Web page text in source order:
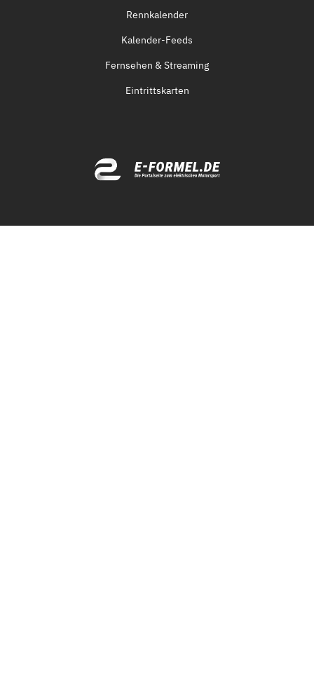
Rennkalender
Kalender-Feeds
Fernsehen & Streaming
Eintrittskarten